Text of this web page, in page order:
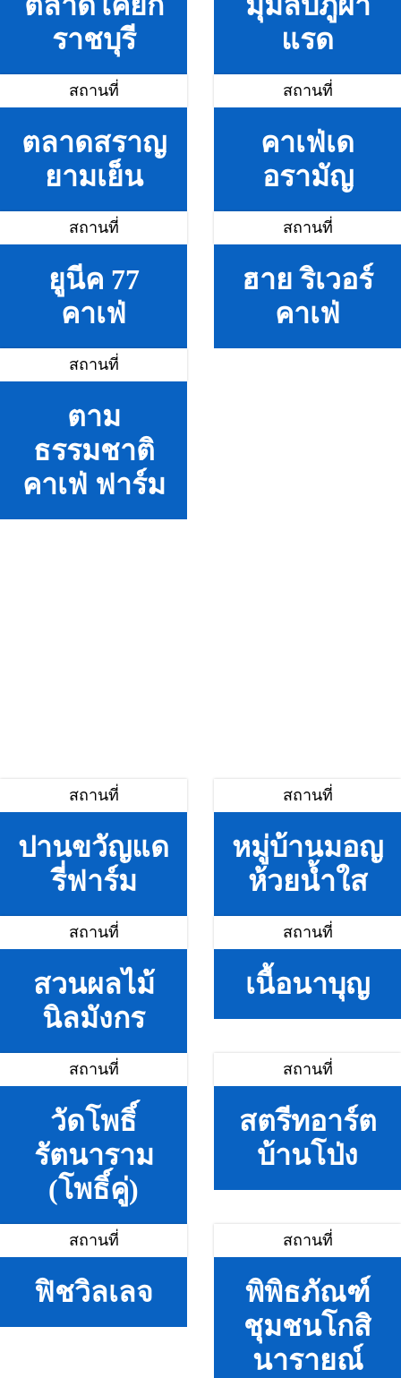
ราชบุรี
แรด
สถานที่
ตลาดสราญ
ยามเย็น
สถานที่
คาเฟ่เด
อรามัญ
สถานที่
ยูนีค 77
คาเฟ่
สถานที่
ฮาย ริเวอร์
คาเฟ่
สถานที่
ตาม
ธรรมชาติ
คาเฟ่ ฟาร์ม
สถานที่
ปานขวัญแด
รี่ฟาร์ม
สถานที่
หมู่บ้านมอญ
ห้วยน้ำใส
สถานที่
สวนผลไม้
นิลมังกร
สถานที่
เนื้อนาบุญ
สถานที่
วัดโพธิ์
รัตนาราม
(โพธิ์คู่)
สถานที่
สตรีทอาร์ต
บ้านโป่ง
สถานที่
ฟิชวิลเลจ
สถานที่
พิพิธภัณฑ์
ชุมชนโกสิ
นารายณ์